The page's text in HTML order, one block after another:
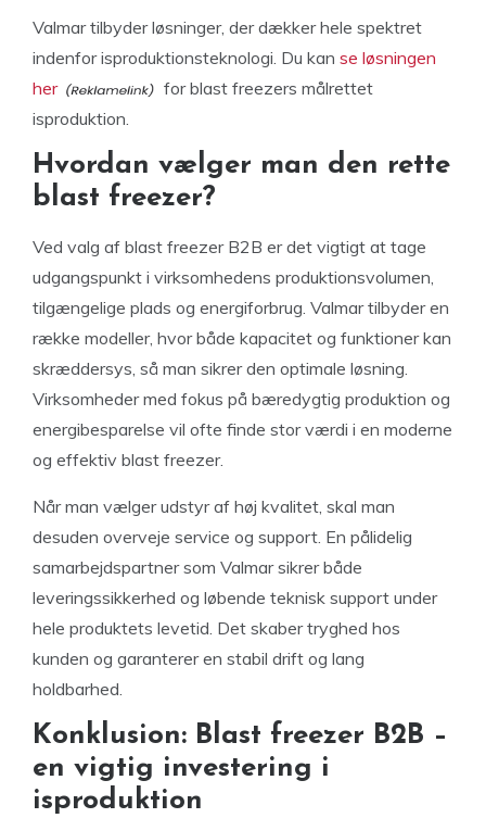
Valmar tilbyder løsninger, der dækker hele spektret
indenfor isproduktionsteknologi. Du kan se løsningen
her
for blast freezers målrettet
isproduktion.
Hvordan vælger man den rette
blast freezer?
Ved valg af blast freezer B2B er det vigtigt at tage
udgangspunkt i virksomhedens produktionsvolumen,
tilgængelige plads og energiforbrug. Valmar tilbyder en
række modeller, hvor både kapacitet og funktioner kan
skræddersys, så man sikrer den optimale løsning.
Virksomheder med fokus på bæredygtig produktion og
energibesparelse vil ofte finde stor værdi i en moderne
og effektiv blast freezer.
Når man vælger udstyr af høj kvalitet, skal man
desuden overveje service og support. En pålidelig
samarbejdspartner som Valmar sikrer både
leveringssikkerhed og løbende teknisk support under
hele produktets levetid. Det skaber tryghed hos
kunden og garanterer en stabil drift og lang
holdbarhed.
Konklusion: Blast freezer B2B –
en vigtig investering i
isproduktion